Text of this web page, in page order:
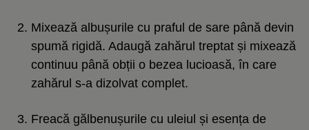
Mixează albușurile cu praful de sare până devin
spumă rigidă. Adaugă zahărul treptat și mixează
continuu până obții o bezea lucioasă, în care
zahărul s-a dizolvat complet.
Freacă gălbenușurile cu uleiul și esența de